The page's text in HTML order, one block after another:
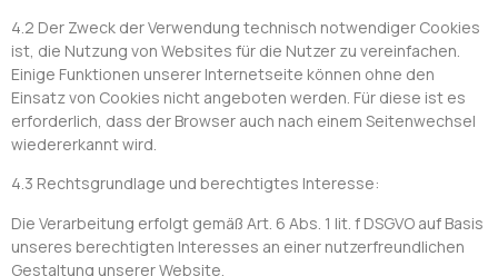
4.2 Der Zweck der Verwendung technisch notwendiger Cookies
ist, die Nutzung von Websites für die Nutzer zu vereinfachen.
Einige Funktionen unserer Internetseite können ohne den
Einsatz von Cookies nicht angeboten werden. Für diese ist es
erforderlich, dass der Browser auch nach einem Seitenwechsel
wiedererkannt wird.
4.3 Rechtsgrundlage und berechtigtes Interesse:
Die Verarbeitung erfolgt gemäß Art. 6 Abs. 1 lit. f DSGVO auf Basis
unseres berechtigten Interesses an einer nutzerfreundlichen
Gestaltung unserer Website.